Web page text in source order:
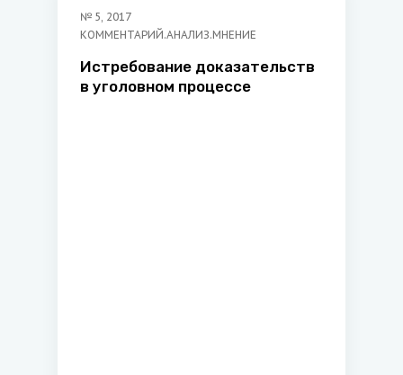
№ 5, 2017
КОММЕНТАРИЙ.АНАЛИЗ.МНЕНИЕ
Истребование доказательств
в уголовном процессе